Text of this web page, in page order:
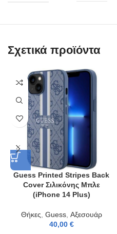
Σχετικά προϊόντα
Guess Printed Stripes Back
Cover Σιλικόνης Μπλε
(iPhone 14 Plus)
Θήκες Guess, Αξεσουάρ
40,00 €